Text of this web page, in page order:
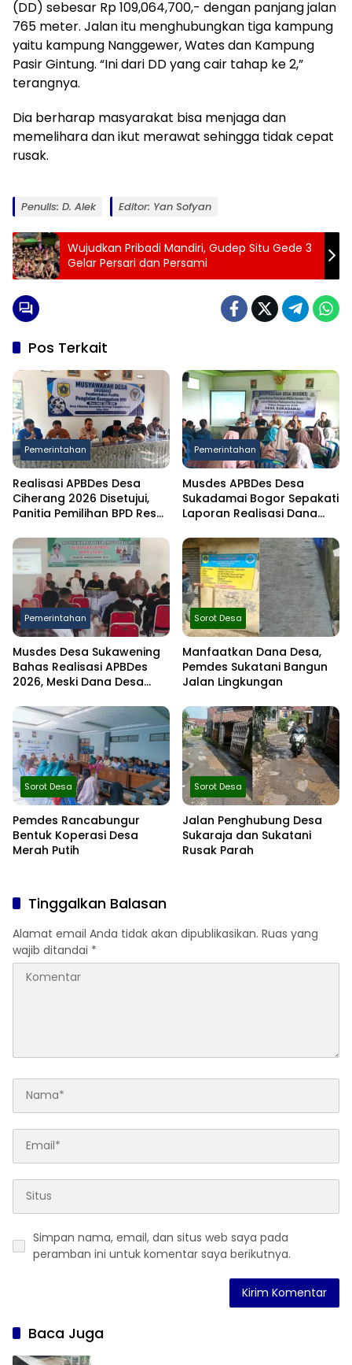
(DD) sebesar Rp 109,064,700,- dengan panjang jalan
765 meter. Jalan itu menghubungkan tiga kampung
yaitu kampung Nanggewer, Wates dan Kampung
Pasir Gintung. “Ini dari DD yang cair tahap ke 2,”
terangnya.
Dia berharap masyarakat bisa menjaga dan
memelihara dan ikut merawat sehingga tidak cepat
rusak.
Penulis: D. Alek Editor: Yan Sofyan
Wujudkan Pribadi Mandiri, Gudep Situ Gede 3
Gelar Persari dan Persami
Pos Terkait
Pemerintahan
Realisasi APBDes Desa
Ciherang 2026 Disetujui,
Panitia Pemilihan BPD Resmi
Pemerintahan
Musdes APBDes Desa
Sukadamai Bogor Sepakati
Laporan Realisasi Dana
Pemerintahan
Musdes Desa Sukawening
Bahas Realisasi APBDes
2026, Meski Dana Desa
Tetap Dibangun
Sorot Desa
Manfaatkan Dana Desa,
Pemdes Sukatani Bangun
Jalan Lingkungan
Sorot Desa
Pemdes Rancabungur
Bentuk Koperasi Desa
Merah Putih
Sorot Desa
Jalan Penghubung Desa
Sukaraja dan Sukatani
Rusak Parah
Tinggalkan Balasan
Alamat email Anda tidak akan dipublikasikan. Ruas yang
wajib ditandai *
Simpan nama, email, dan situs web saya pada
peramban ini untuk komentar saya berikutnya.
Baca Juga